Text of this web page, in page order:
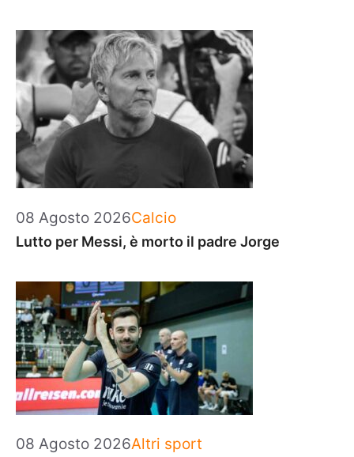
08 Agosto 2026Categorie
Calcio
Lutto per Messi, è morto il padre Jorge
08 Agosto 2026Categorie
Altri sport